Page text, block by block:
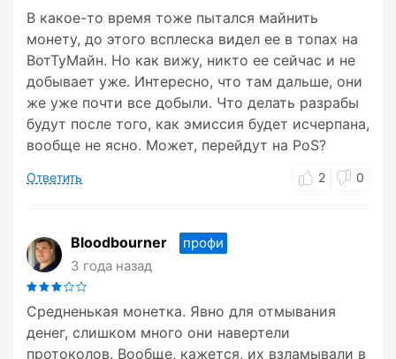
В какое-то время тоже пытался майнить
монету, до этого всплеска видел ее в топах на
ВотТуМайн. Но как вижу, никто ее сейчас и не
добывает уже. Интересно, что там дальше, они
же уже почти все добыли. Что делать разрабы
будут после того, как эмиссия будет исчерпана,
вообще не ясно. Может, перейдут на PoS?
Ответить 2 0
Bloodbourner
профи
3 года назад
Средненькая монетка. Явно для отмывания
денег, слишком много они навертели
протоколов. Вообще, кажется, их взламывали в